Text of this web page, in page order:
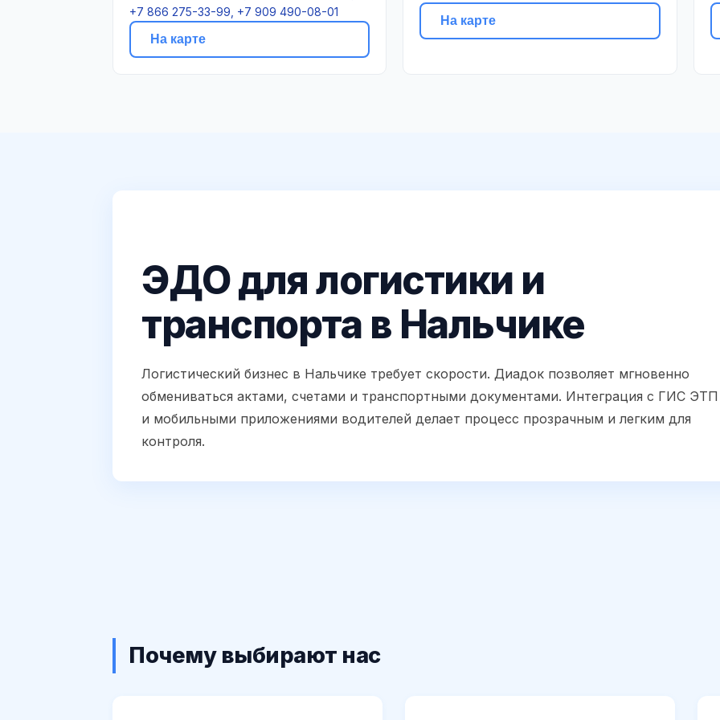
+7 866 275-33-99, +7 909 490-08-01
На карте
На карте
ЭДО для логистики и
транспорта в Нальчике
Логистический бизнес в Нальчике требует скорости. Диадок позволяет мгновенно
обмениваться актами, счетами и транспортными документами. Интеграция с ГИС ЭТП
и мобильными приложениями водителей делает процесс прозрачным и легким для
контроля.
Почему выбирают нас